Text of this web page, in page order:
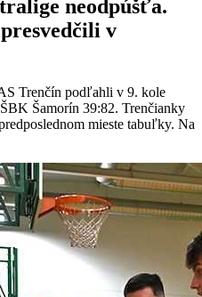
neodpúšťa.
v
Trenčín podľahli v 9. kole
Šamorín 39:82. Trenčianky
mieste tabuľky. Na